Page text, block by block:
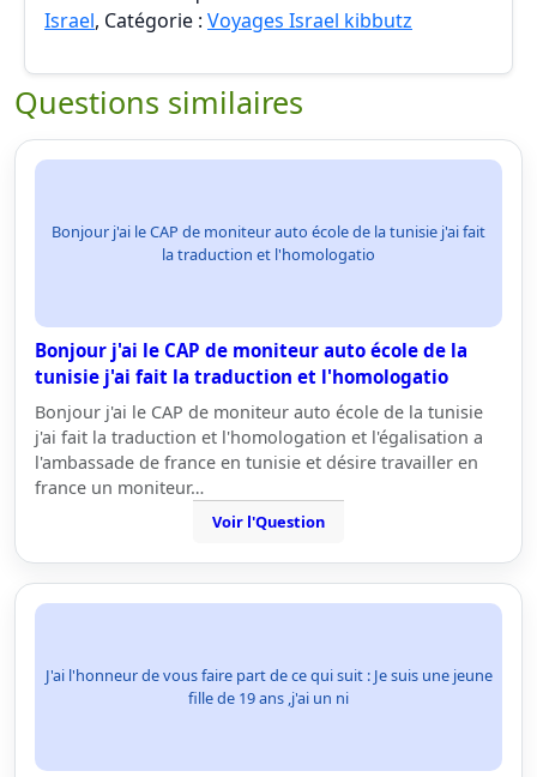
Israel, Catégorie : Voyages Israel kibbutz
Questions similaires
Bonjour j'ai le CAP de moniteur auto école de la tunisie j'ai fait
la traduction et l'homologatio
Bonjour j'ai le CAP de moniteur auto école de la
tunisie j'ai fait la traduction et l'homologatio
Bonjour j'ai le CAP de moniteur auto école de la tunisie
j'ai fait la traduction et l'homologation et l'égalisation a
l'ambassade de france en tunisie et désire travailler en
france un moniteur…
Voir l'Question
J'ai l'honneur de vous faire part de ce qui suit : Je suis une jeune
fille de 19 ans ,j'ai un ni